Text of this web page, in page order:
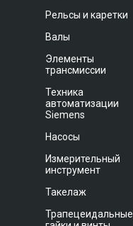
Рельсы и каретки
Валы
Элементы
трансмиссии
Техника
автоматизации
Siemens
Насосы
Измерительный
инструмент
Такелаж
Трапецеидальные